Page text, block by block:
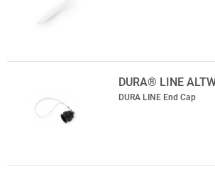
DURA® LINE
DURA LINE End Cap